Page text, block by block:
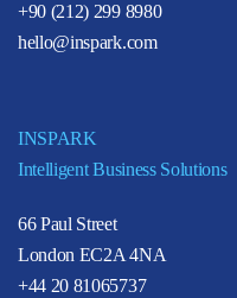
+90 (212) 299 8980
hello@inspark.com
INSPARK
Intelligent Business Solutions
66 Paul Street
London EC2A 4NA
+44 20 81065737